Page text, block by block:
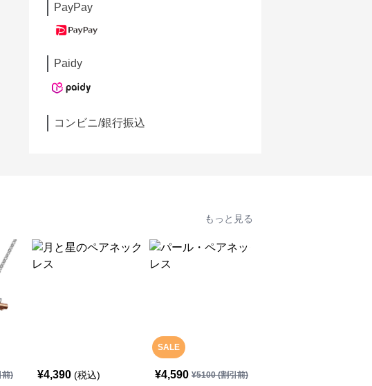
PayPay
Paidy
コンビニ/銀行振込
もっと見る
) ¥4,390 (税込)
SALE
¥4,590 ¥5100(割引前)